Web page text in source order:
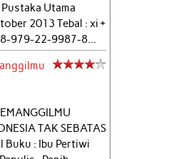
Pustaka Utama
2013 Tebal : xi +
979-22-9987-8...
TAK SEBATAS
Buku : Ibu Pertiwi